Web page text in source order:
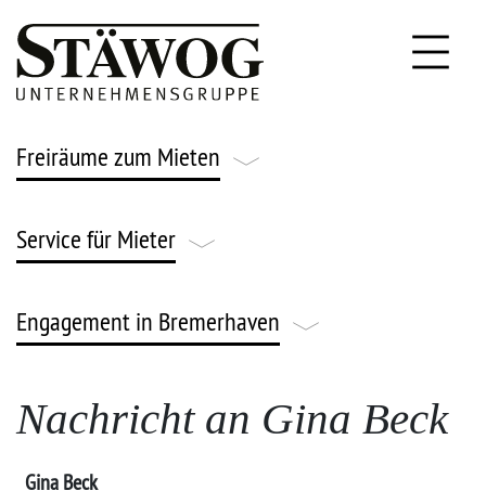
Freiräume zum Mieten
Leben & Wohnen
Gründen & Arbeiten
Gärtnern & Ackern
Service für Mieter
FAQ
Engagement in Bremerhaven
Engagement
News & Veranstaltungen
Nachricht an Gina Beck
Gina Beck